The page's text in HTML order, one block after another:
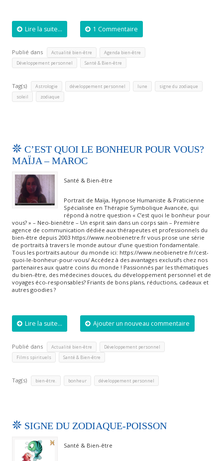
Lire la suite... 1 Commentaire
Publié dans Actualité bien-être Agenda bien-être
Développement personnel Santé & Bien-être
Tag(s) Astrologie développement personnel lune signe du zodiaque
soleil zodiaque
C’EST QUOI LE BONHEUR POUR VOUS?
MAÏJA – MAROC
Santé & Bien-être
Portrait de Maïja, Hypnose Humaniste & Praticienne
Spécialisée en Thérapie Symbolique Avancée, qui
répond à notre question « C’est quoi le bonheur pour
vous? » – Neo-bienêtre – Un esprit sain dans un corps sain – Première
agence de communication dédiée aux thérapeutes et professionnels du
bien-être depuis 2003 https://www.neobienetre.fr vous prose une série
de portraits à travers le monde autour d’une question fondamentale.
Tous les portraits autour du monde ici: https://www.neobienetre.fr/cest-
quoi-le-bonheur-pour-vous/ Accédez à des avantages exclusifs chez nos
partenaires aux quatre coins du monde ! Passionnés par les thématiques
du bien-être, des médecines douces, du développement personnel et de
voyages éco-responsables? Friants de bons plans, réductions, cadeaux et
autres goodies ?
Lire la suite... Ajouter un nouveau commentaire
Publié dans Actualité bien-être Développement personnel
Films spirituels Santé & Bien-être
Tag(s) bien-être. bonheur développement personnel
SIGNE DU ZODIAQUE-POISSON
Santé & Bien-être